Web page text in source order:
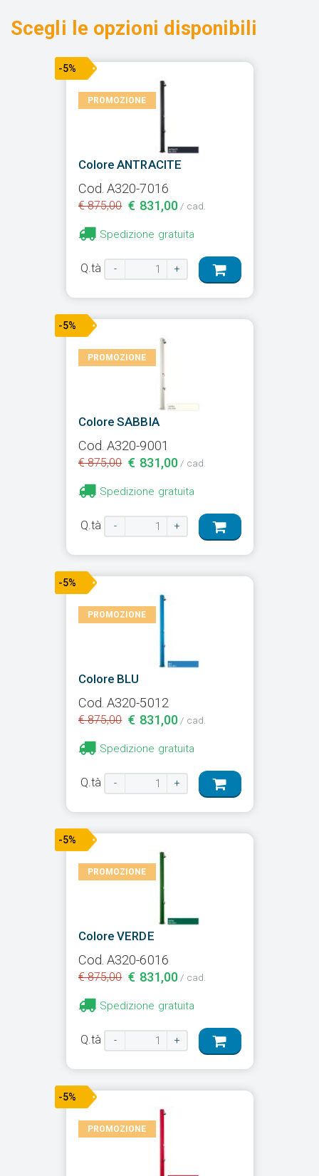
Scegli le opzioni disponibili
PROMOZIONE
-5%
Colore ANTRACITE
Cod. A320-7016
€ 875,00 € 831,00 / cad.
Spedizione gratuita
Q.tà - +
PROMOZIONE
-5%
Colore SABBIA
Cod. A320-9001
€ 875,00 € 831,00 / cad.
Spedizione gratuita
Q.tà - +
PROMOZIONE
-5%
Colore BLU
Cod. A320-5012
€ 875,00 € 831,00 / cad.
Spedizione gratuita
Q.tà - +
PROMOZIONE
-5%
Colore VERDE
Cod. A320-6016
€ 875,00 € 831,00 / cad.
Spedizione gratuita
Q.tà - +
PROMOZIONE
-5%